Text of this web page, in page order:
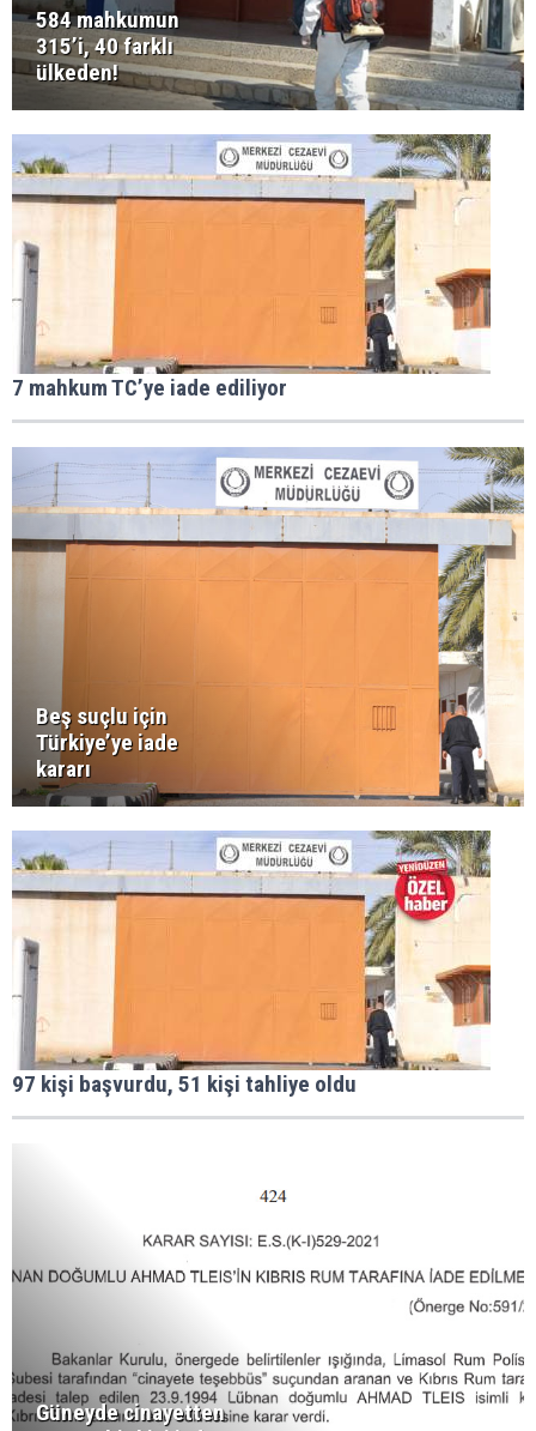
584 mahkumun
315’i, 40 farklı
ülkeden!
7 mahkum TC’ye iade ediliyor
Beş suçlu için
Türkiye’ye iade
kararı
97 kişi başvurdu, 51 kişi tahliye oldu
Güneyde cinayetten